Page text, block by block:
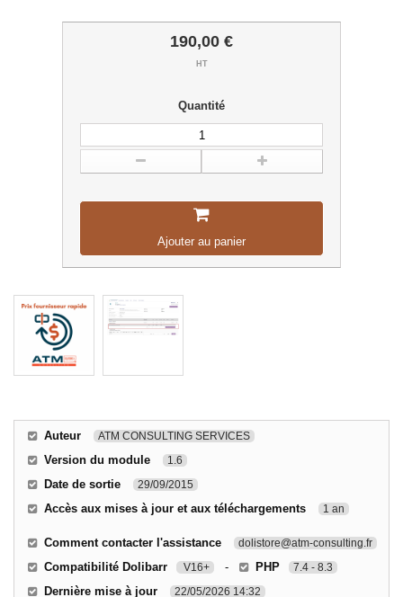
190,00 €
HT
Quantité
Ajouter au panier
Auteur ATM CONSULTING SERVICES
Version du module 1.6
Date de sortie 29/09/2015
Accès aux mises à jour et aux téléchargements 1 an
Comment contacter l'assistance dolistore@atm-consulting.fr
Compatibilité Dolibarr V16+ - PHP 7.4 - 8.3
Dernière mise à jour 22/05/2026 14:32